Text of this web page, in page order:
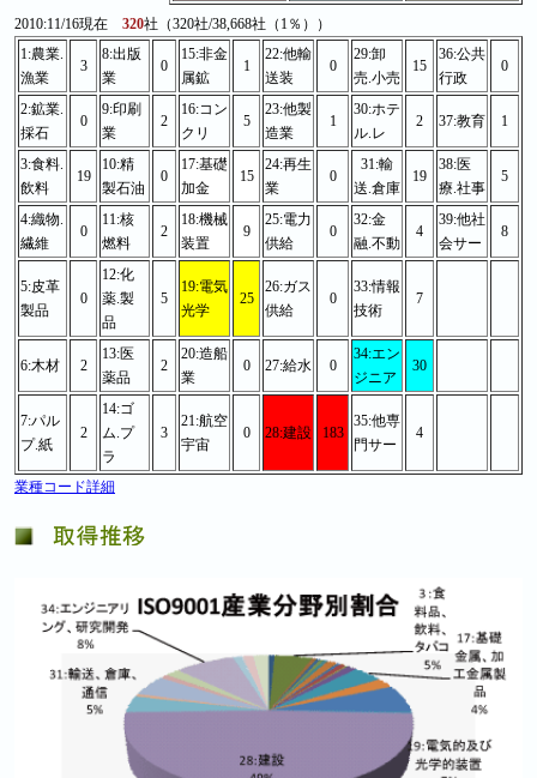
2010:11/16現在 320社（320社/38,668社（1％））
1:農業.
漁業
3
8:出版
業
0
15:非金
属鉱
1
22:他輸
送装
0
29:卸
売.小売
15
36:公共
行政
0
2:鉱業.
採石
0
9:印刷
業
2
16:コン
クリ
5
23:他製
造業
1
30:ホテ
ル.レ
2 37:教育 1
3:食料.
飲料
19
10:精
製石油
0
17:基礎
加金
15
24:再生
業
0
31:輸
送.倉庫
19
38:医
療.社事
5
4:織物.
繊維
0
11:核
燃料
2
18:機械
装置
9
25:電力
供給
0
32:金
融.不動
4
39:他社
会サー
8
5:皮革
製品
0
12:化
薬.製
品
5
19:電気
光学
25
26:ガス
供給
0
33:情報
技術
7
6:木材 2
13:医
薬品
2
20:造船
業
0 27:給水 0
34:エン
ジニア
30
7:パル
プ.紙
2
14:ゴ
ム.プ
ラ
3
21:航空
宇宙
0 28:建設 183
35:他専
門サー
4
業種コード詳細